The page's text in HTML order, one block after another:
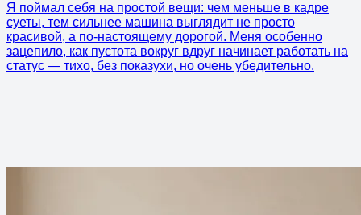
Я поймал себя на простой вещи: чем меньше в кадре
суеты, тем сильнее машина выглядит не просто
красивой, а по-настоящему дорогой. Меня особенно
зацепило, как пустота вокруг вдруг начинает работать на
статус — тихо, без показухи, но очень убедительно.